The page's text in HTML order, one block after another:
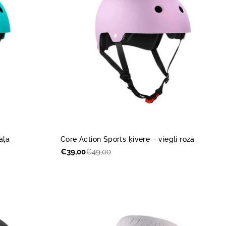
Core Action Sports ķivere – viegli rozā
Akcijas
€39,00
Parastā€49,00